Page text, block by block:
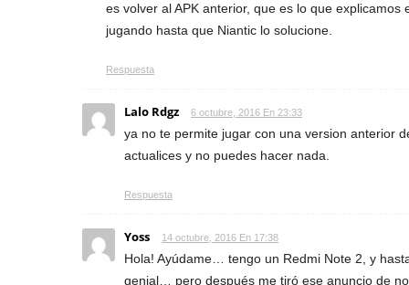
es volver al APK anterior, que es lo que explicamos
jugando hasta que Niantic lo solucione.
Respuesta
Lalo Rdgz 6 octubre, 2016 En 23:33
ya no te permite jugar con una version anterior
actualices y no puedes hacer nada.
Respuesta
Yoss 14 octubre, 2016 En 17:38
Hola! Ayúdame… tengo un Redmi Note 2, y
genial… pero después me tiró ese anuncio de